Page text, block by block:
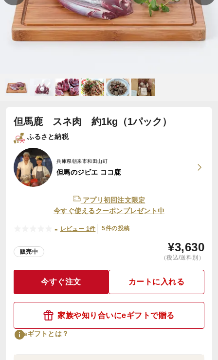
但馬鹿 スネ肉 約1kg（1パック）
ふるさと納税
兵庫県朝来市和田山町
但馬のジビエ ココ鹿
アプリ初回注文限定
今すぐ使えるクーポンプレゼント中
- レビュー 1件 5件の投稿
販売中 ¥3,630
（税込/送料別）
今すぐ注文 カートに入れる
家族や知り合いにeギフトで贈る
eギフトとは？